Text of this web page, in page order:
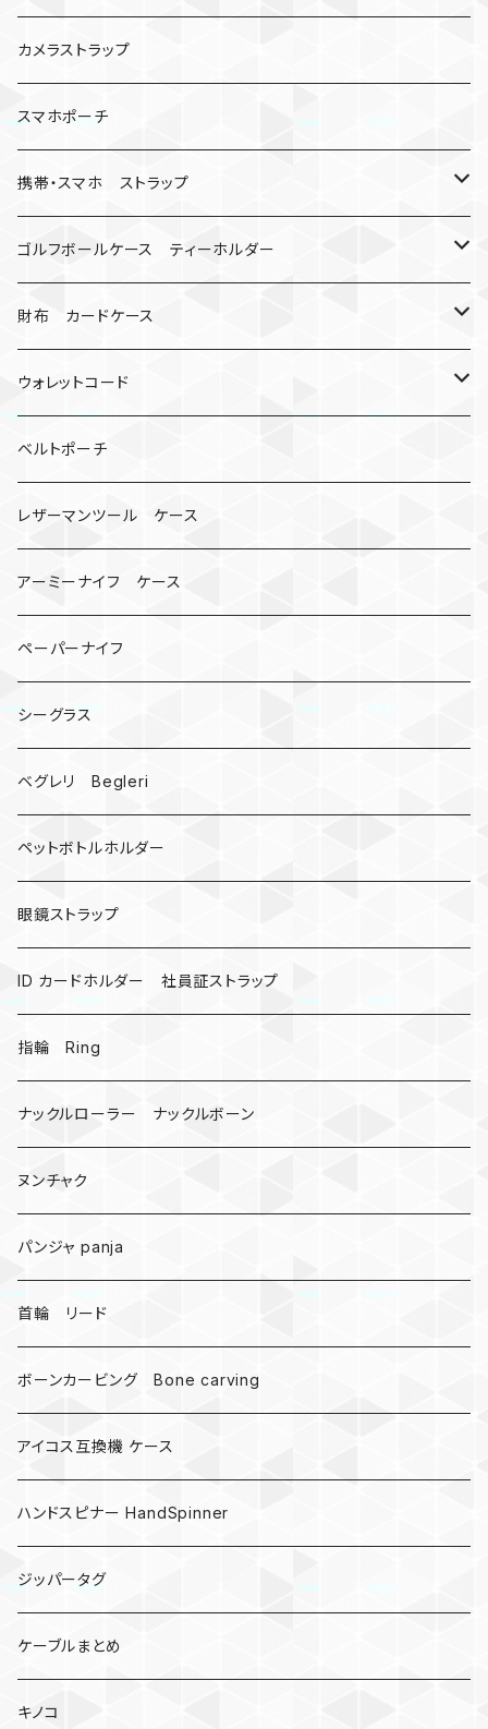
数珠
クボタン
キーケース
人形
忍者
ミイラ
宇宙服
キャンプ道具
ナット
レザーマン
マルチツール
オニヤンマ
ビーズ
手裏剣
クロス十字架
ドリームキャッチャー
カウベル 熊鈴
昆虫
ミツバチ
AirTag
戦国武将、侍
悪魔の鍵
爬虫類、蛇
DNA 螺旋
受注作成_名入り、ネーム
腕時計
アップルウォッチ
バックル
マッドマックス
サバイバルツール
カメラストラップ
スマホポーチ
携帯・スマホ ストラップ
ネックストラップ・ショルダーストラップ
ハンドストラップ
リングストラップ
ゴルフボールケース ティーホルダー
ゴルフマーカー
ゴルフボールケース
ティーホルダー
財布 カードケース
コインケース
チューブ
コインケース
紙
カードケース
ウォレットコード
2カラー
ベルトポーチ
レザーマンツール ケース
アーミーナイフ ケース
ペーパーナイフ
シーグラス
ベグレリ Begleri
ペットボトルホルダー
眼鏡ストラップ
ID カードホルダー 社員証ストラップ
指輪 Ring
ナックルローラー ナックルボーン
ヌンチャク
パンジャ panja
首輪 リード
ボーンカービング Bone carving
アイコス互換機 ケース
ハンドスピナー HandSpinner
ジッパータグ
ケーブルまとめ
キノコ